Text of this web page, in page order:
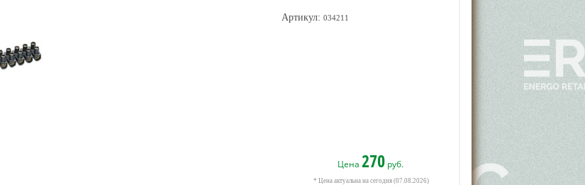
Артикул: 034211
Цена 270руб.
* Цена актуальна на сегодня (07.08.2026)